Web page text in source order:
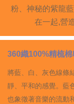
粉、神秘的紫龍
在一起,營
360織100%精梳
將藍、白、灰色線條
靜、平和的感覺。藍
也象徵著音樂的流動